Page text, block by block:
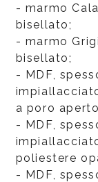
- marmo
bisellato;
- marmo
bisellato;
- MDF,
a poro
- MDF,
poliestere
- MDF,